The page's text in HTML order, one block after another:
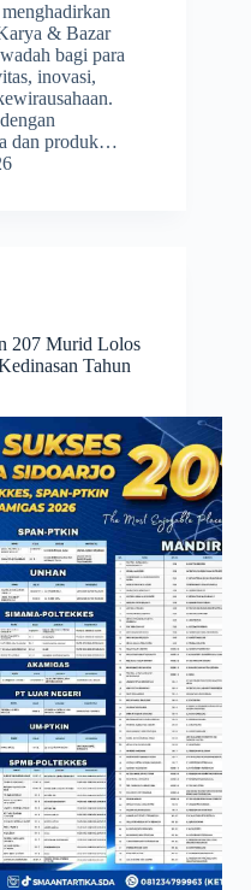
& Bazar
bagi para
inovasi,
dan produk…
207 Murid Lolos
Tahun